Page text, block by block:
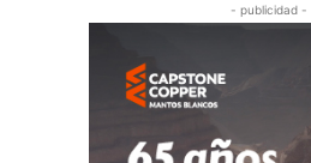
- publicidad -